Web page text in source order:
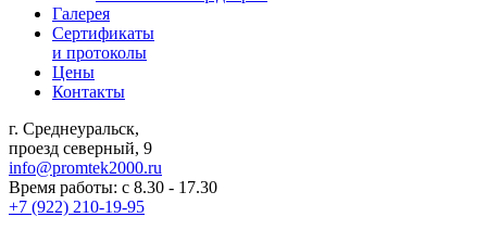
Галерея
Сертификаты
и протоколы
Цены
Контакты
г. Среднеуральск,
проезд северный, 9
info@promtek2000.ru
Время работы: с 8.30 - 17.30
+7 (922) 210-19-95